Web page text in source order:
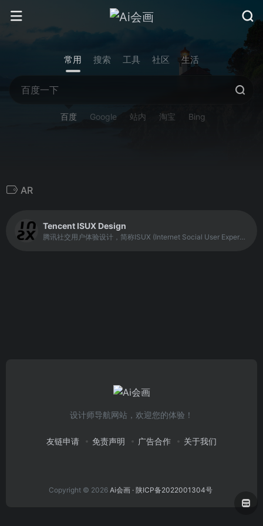
常用 搜索 工具 社区 生活
百度 Google 站内 淘宝 Bing
AR
Tencent ISUX Design
腾讯社交用户体验设计，简称ISUX (Internet Social User Experience)，成立于2011年1月11日，是腾讯集团核心、全球最具规模的UX设计团队，专业成员包括用户研究、交互设计、视觉设计、品牌设计、视频动画设计、UI开发、产品设计与市场研究等，至今ISUX分布于中国深圳总部、北京、上海、成都及韩国首尔。
设计师导航网站，欢迎您的体验！
友链申请 免责声明 广告合作 关于我们
Copyright © 2026 Ai会画 · 陕ICP备2022001304号